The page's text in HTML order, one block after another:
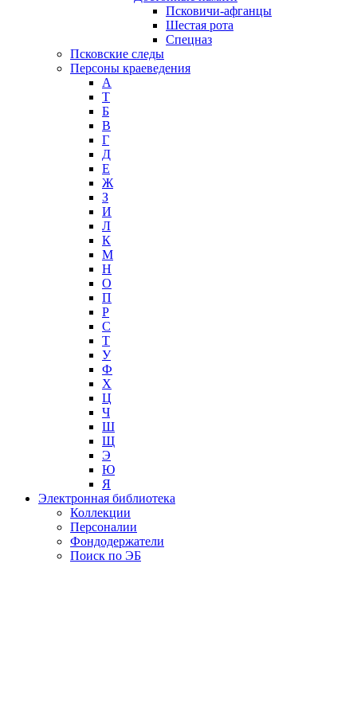
Псковичи-афганцы
Шестая рота
Спецназ
Псковские следы
Персоны краеведения
А
T
Б
В
Г
Д
Е
Ж
З
И
Л
К
М
Н
О
П
Р
С
Т
У
Ф
Х
Ц
Ч
Ш
Щ
Э
Ю
Я
Электронная библиотека
Коллекции
Персоналии
Фондодержатели
Поиск по ЭБ